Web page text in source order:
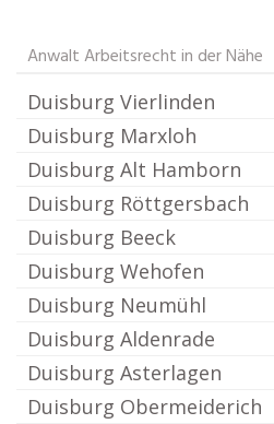
Anwalt Arbeitsrecht in der Nähe
Duisburg Vierlinden
Duisburg Marxloh
Duisburg Alt Hamborn
Duisburg Röttgersbach
Duisburg Beeck
Duisburg Wehofen
Duisburg Neumühl
Duisburg Aldenrade
Duisburg Asterlagen
Duisburg Obermeiderich